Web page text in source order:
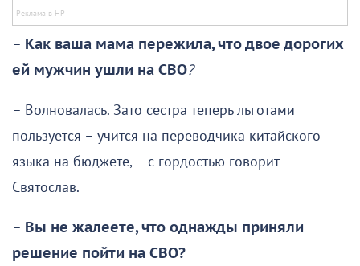
– Как ваша мама пережила, что двое дорогих
ей мужчин ушли на СВО?
– Волновалась. Зато сестра теперь льготами
пользуется – учится на переводчика китайского
языка на бюджете, – с гордостью говорит
Святослав.
– Вы не жалеете, что однажды приняли
решение пойти на СВО?